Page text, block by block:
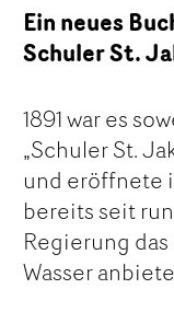
Ein neues
Schuler St.
1891 war es
„Schuler St.
und eröffnete
bereits seit
Regierung
Wasser